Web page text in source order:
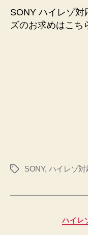
SONY ハイレゾ対
ズのお求めはこち
タ
SONY, ハイレゾ
ハイレ